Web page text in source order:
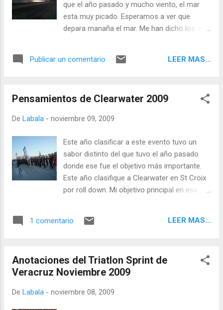
que el año pasado y mucho viento, el mar
esta muy picado. Esperamos a ver que
depara manaña el mar. Me han dicho los que
que manana si lo permite el clima estaremos
Publicar un comentario LEER MAS...
Pensamientos de Clearwater 2009
De Labala - noviembre 09, 2009
Este año clasificar a este evento tuvo un
sabor distinto del que tuvo el año pasado
donde ese fue el objetivo más importante.
Este año clasifique a Clearwater en St Croix
por roll down. Mi objetivo principal en esa
la categoría. El 2009 was all about Kona, eso
vuelta de la esquina no pienso en mas nada
que en esa carrera. Ojalá hubiera podido
de visualización, pero he hecho lo que he
1 comentario LEER MAS...
Anotaciones del Triatlon Sprint de
Veracruz Noviembre 2009
De Labala - noviembre 08, 2009